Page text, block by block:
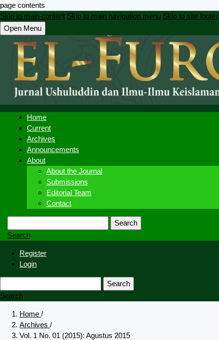
page contents
Skip to main content Skip to main navigation menu Skip to site footer
Open Menu
Home
Current
Archives
Announcements
About
About the Journal
Submissions
Editorial Team
Contact
Search
Search
Register
Login
Search
Search
Home /
Archives /
Vol. 1 No. 01 (2015): Agustus 2015